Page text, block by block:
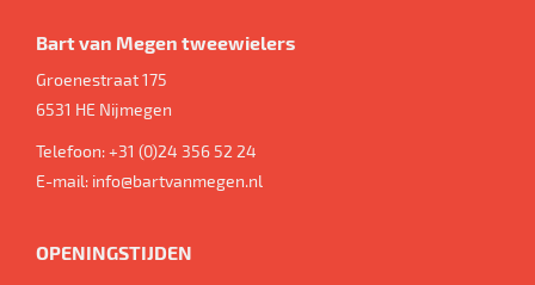
Bart van Megen tweewielers
Groenestraat 175
6531 HE Nijmegen
Telefoon:+31 (0)24 356 52 24
E-mail: info@bartvanmegen.nl
OPENINGSTIJDEN